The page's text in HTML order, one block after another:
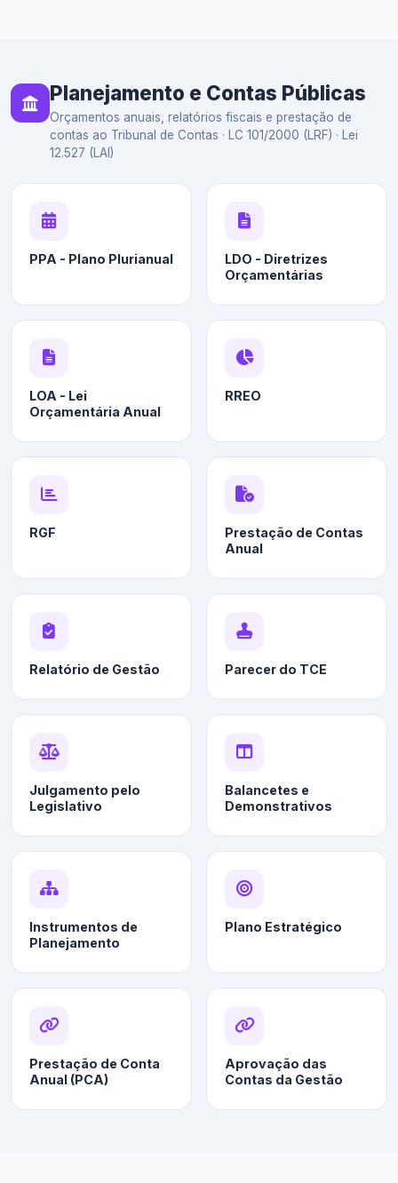
Planejamento e Contas Públicas
Orçamentos anuais, relatórios fiscais e prestação de
contas ao Tribunal de Contas · LC 101/2000 (LRF) · Lei
12.527 (LAI)
PPA - Plano Plurianual
LDO - Diretrizes
Orçamentárias
LOA - Lei
Orçamentária Anual
RREO
RGF
Prestação de Contas
Anual
Relatório de Gestão Parecer do TCE
Julgamento pelo
Legislativo
Balancetes e
Demonstrativos
Instrumentos de
Planejamento
Plano Estratégico
Prestação de Conta
Anual (PCA)
Aprovação das
Contas da Gestão